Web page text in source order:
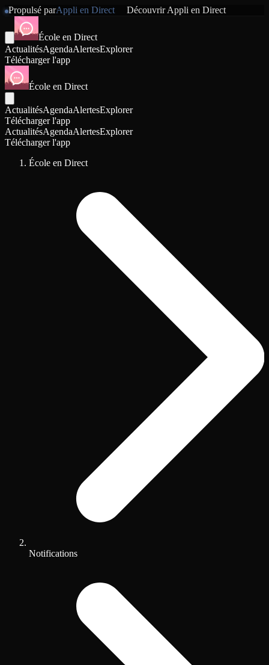
Propulsé parAppli en Direct DécouvrirAppli en Direct
École en Direct
ActualitésAgendaAlertesExplorer
Télécharger l'app
École en Direct
ActualitésAgendaAlertesExplorer
Télécharger l'app
ActualitésAgendaAlertesExplorer
Télécharger l'app
École en Direct
Notifications